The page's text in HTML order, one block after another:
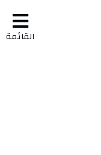
القائمة